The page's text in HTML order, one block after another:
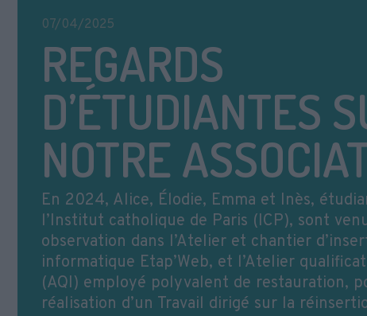
07/04/2025
REGARDS
D’ÉTUDIANTES
NOTRE
En 2024, Alice, Élodie, Emma et Inès,
l’Institut catholique de Paris (ICP), sont
observation dans l’Atelier et chantier
informatique Etap’Web, et l’Atelier
(AQI) employé polyvalent de restauration,
réalisation d’un Travail dirigé sur la